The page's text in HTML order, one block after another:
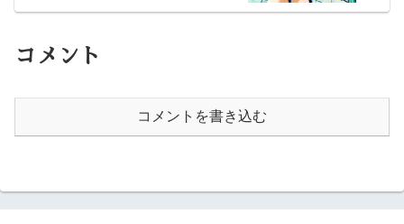
コメント
コメントを書き込む